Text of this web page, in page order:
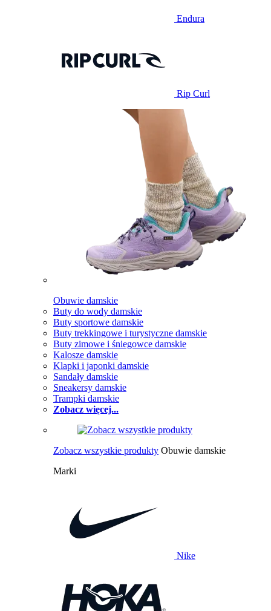
Endura
Rip Curl
Obuwie damskie
Buty do wody damskie
Buty sportowe damskie
Buty trekkingowe i turystyczne damskie
Buty zimowe i śniegowce damskie
Kalosze damskie
Klapki i japonki damskie
Sandały damskie
Sneakersy damskie
Trampki damskie
Zobacz więcej...
Zobacz wszystkie produkty Obuwie damskie
Marki
Nike